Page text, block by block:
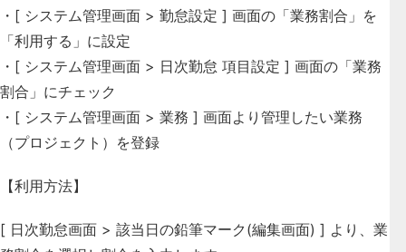
・[ システム管理画面 > 勤怠設定 ] 画面の「業務割合」を
「利用する」に設定
・[ システム管理画面 > 日次勤怠 項目設定 ] 画面の「業務
割合」にチェック
・[ システム管理画面 > 業務 ] 画面より管理したい業務
（プロジェクト）を登録
【利用方法】
[ 日次勤怠画面 > 該当日の鉛筆マーク(編集画面) ] より、業